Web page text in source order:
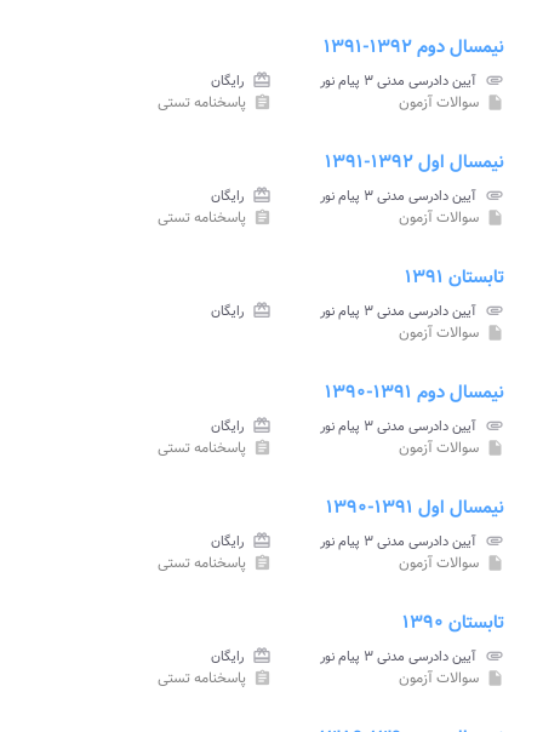
نیمسال دوم ۱۳۹۲-۱۳۹۱
attachment آیین دادرسی مدنی ۳ پیام نور card_giftcard رایگان
insert_drive_file سوالات آزمون assignment پاسخنامه تستی
نیمسال اول ۱۳۹۲-۱۳۹۱
attachment آیین دادرسی مدنی ۳ پیام نور card_giftcard رایگان
insert_drive_file سوالات آزمون assignment پاسخنامه تستی
تابستان ۱۳۹۱
attachment آیین دادرسی مدنی ۳ پیام نور card_giftcard رایگان
insert_drive_file سوالات آزمون
نیمسال دوم ۱۳۹۱-۱۳۹۰
attachment آیین دادرسی مدنی ۳ پیام نور card_giftcard رایگان
insert_drive_file سوالات آزمون assignment پاسخنامه تستی
نیمسال اول ۱۳۹۱-۱۳۹۰
attachment آیین دادرسی مدنی ۳ پیام نور card_giftcard رایگان
insert_drive_file سوالات آزمون assignment پاسخنامه تستی
تابستان ۱۳۹۰
attachment آیین دادرسی مدنی ۳ پیام نور card_giftcard رایگان
insert_drive_file سوالات آزمون assignment پاسخنامه تستی